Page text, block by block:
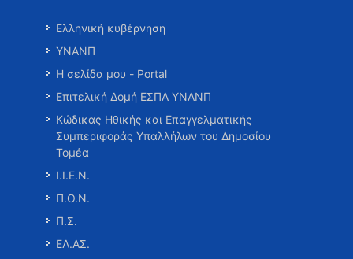
Ελληνική κυβέρνηση
ΥΝΑΝΠ
Η σελίδα μου - Portal
Επιτελική Δομή ΕΣΠΑ ΥΝΑΝΠ
Κώδικας Ηθικής και Επαγγελματικής
Συμπεριφοράς Υπαλλήλων του Δημοσίου
Τομέα
Ι.Ι.Ε.Ν.
Π.Ο.Ν.
Π.Σ.
ΕΛ.ΑΣ.